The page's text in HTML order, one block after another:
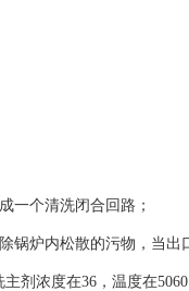
一个清洗闭合回路；
炉内松散的污物，当出
主剂浓度在36，温度在